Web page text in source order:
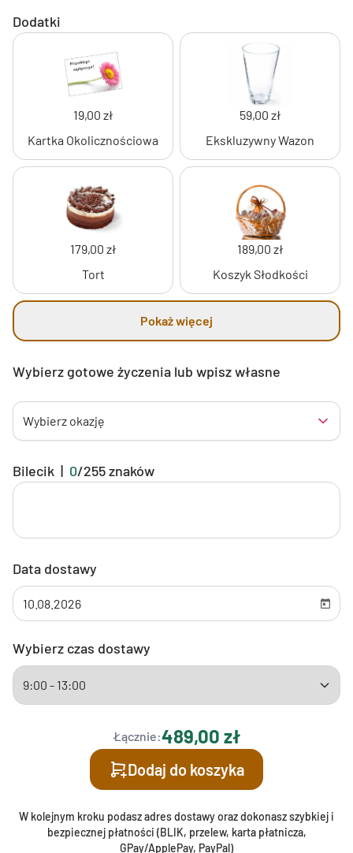
Dodatki
19,00 zł
Kartka Okolicznościowa
59,00 zł
Ekskluzywny Wazon
179,00 zł
Tort
189,00 zł
Koszyk Słodkości
Pokaż więcej
Wybierz gotowe życzenia lub wpisz własne
Wybierz okazję
Bilecik | 0/255znaków
Data dostawy
Wybierz czas dostawy
Łącznie:489,00 zł
Dodaj do koszyka
W kolejnym kroku podasz adres dostawy oraz dokonasz szybkiej i
bezpiecznej płatności (BLIK, przelew, karta płatnicza,
GPay/ApplePay, PayPal)